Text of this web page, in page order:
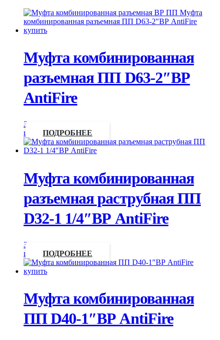
Муфта комбинированная
разъемная ПП D63-2″ВР
AntiFire
Запросить
цену
ПОДРОБНЕЕ
Муфта комбинированная
разъемная раструбная ПП
D32-1 1/4″ВР AntiFire
Запросить
цену
ПОДРОБНЕЕ
Муфта комбинированная
ПП D40-1″ВР AntiFire